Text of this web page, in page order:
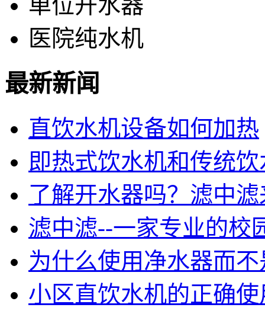
医院纯水机
最新新闻
直饮水机设备如何加热
即热式饮水机和传统
了解开水器吗？滤中
滤中滤--一家专业的校
为什么使用净水器而
小区直饮水机的正确